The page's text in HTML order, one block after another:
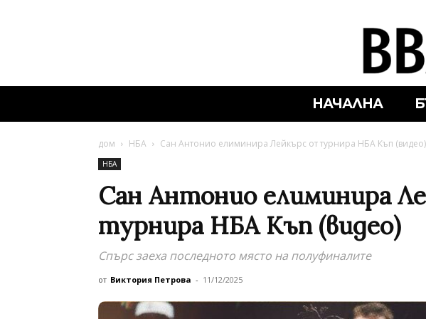
НАЧАЛНА
дом НБА Сан Антонио елиминира Лейкърс от турнира НБА Къп (видео)
НБА
Сан Антонио елиминира
турнира НБА Къп (видео)
Спърс заеха последното място на полуфиналите
от Виктория Петрова - 11/12/2025